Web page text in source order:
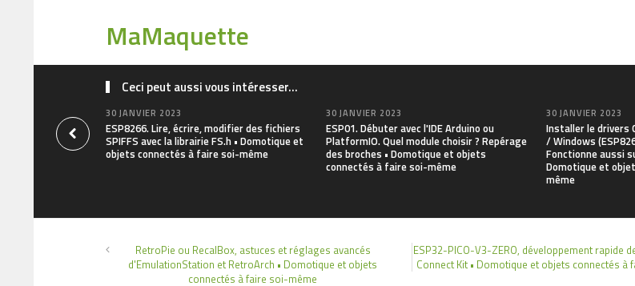
MaMaquette
Ceci peut aussi vous intéresser...
30 JANVIER 2023
ESP8266. Lire, écrire, modifier des fichiers
SPIFFS avec la librairie FS.h • Domotique et
objets connectés à faire soi-même
30 JANVIER 2023
ESP01. Débuter avec l'IDE Arduino ou
PlatformIO. Quel module choisir ? Repérage
des broches • Domotique et objets
connectés à faire soi-même
30 JANVIER 2023
Installer le drivers
/ Windows
Fonctionne aussi
Domotique et
même
RetroPie ou RecalBox, astuces et réglages avancés
d'EmulationStation et RetroArch • Domotique et objets
connectés à faire soi-même
ESP32-PICO-V3-ZERO, développement rapide
Connect Kit • Domotique et objets connectés à